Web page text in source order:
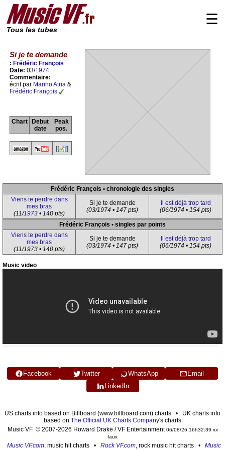
Tous les tubes
☰
Si je te demande
: Frédéric François
Date: 03/1974
Commentaire:
écrit par Marino Atria &
Frédéric François
Chart
Debut
date
Peak
pos.
Frédéric François • chronologie des singles
Viens te perdre dans
mes bras
(11/1973 • 140 pts)
Si je te demande
(03/1974 • 147 pts)
Il est déjà trop tard
(06/1974 • 154 pts)
Frédéric François • singles par points
Viens te perdre dans
mes bras
(11/1973 • 140 pts)
Si je te demande
(03/1974 • 147 pts)
Il est déjà trop tard
(06/1974 • 154 pts)
Music video
Facebook Twitter WhatsApp
Email
LinkedIn
US charts info based on Billboard (www.billboard.com) charts • UK charts info
based on The Official UK Charts Company's charts
Music VF © 2007-2026 Howard Drake / VF Entertainment06/08/26 16h32:39 xx
faux
Music VF.com, music hit charts • Rock VF.com, rock music hit charts • Music